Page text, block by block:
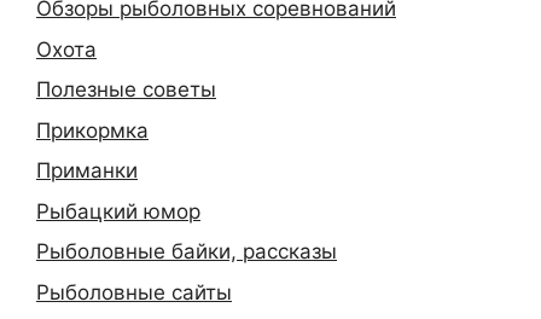
Обзоры рыболовных соревнований
Охота
Полезные советы
Прикормка
Приманки
Рыбацкий юмор
Рыболовные байки, рассказы
Рыболовные сайты